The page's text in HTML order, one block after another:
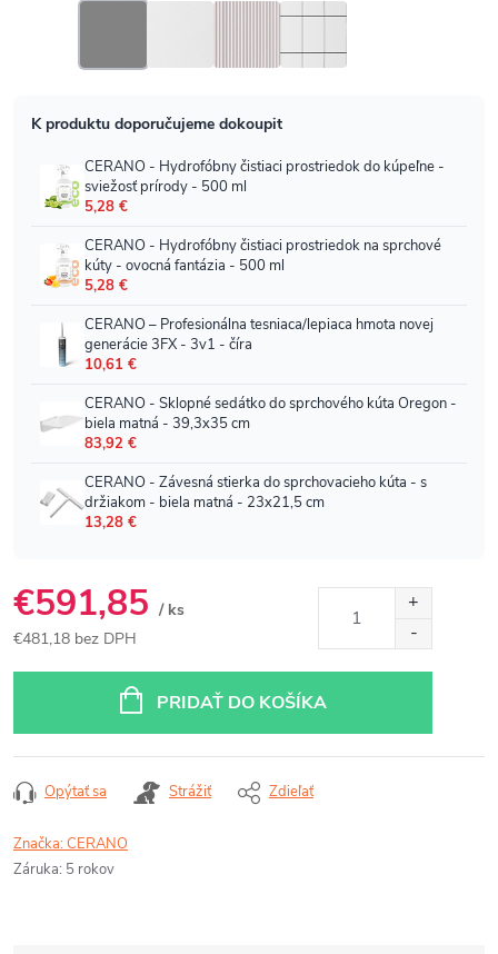
€591,85 / ks
€481,18 bez DPH
PRIDAŤ DO KOŠÍKA
Opýtať sa Strážiť Zdieľať
Značka:CERANO
Záruka: 5 rokov